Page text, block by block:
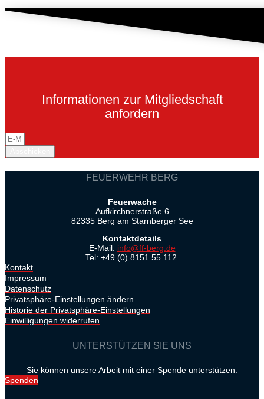
Informationen zur Mitgliedschaft
anfordern
FEUERWEHR BERG
Feuerwache
Aufkirchnerstraße 6
82335 Berg am Starnberger See
Kontaktdetails
E-Mail: info@ff-berg.de
Tel: +49 (0) 8151 55 112
Kontakt
Impressum
Datenschutz
Privatsphäre-Einstellungen ändern
Historie der Privatsphäre-Einstellungen
Einwilligungen widerrufen
UNTERSTÜTZEN SIE UNS
Sie können unsere Arbeit mit einer Spende unterstützen.
Spenden